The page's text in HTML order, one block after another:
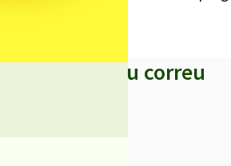
titulars al teu correu